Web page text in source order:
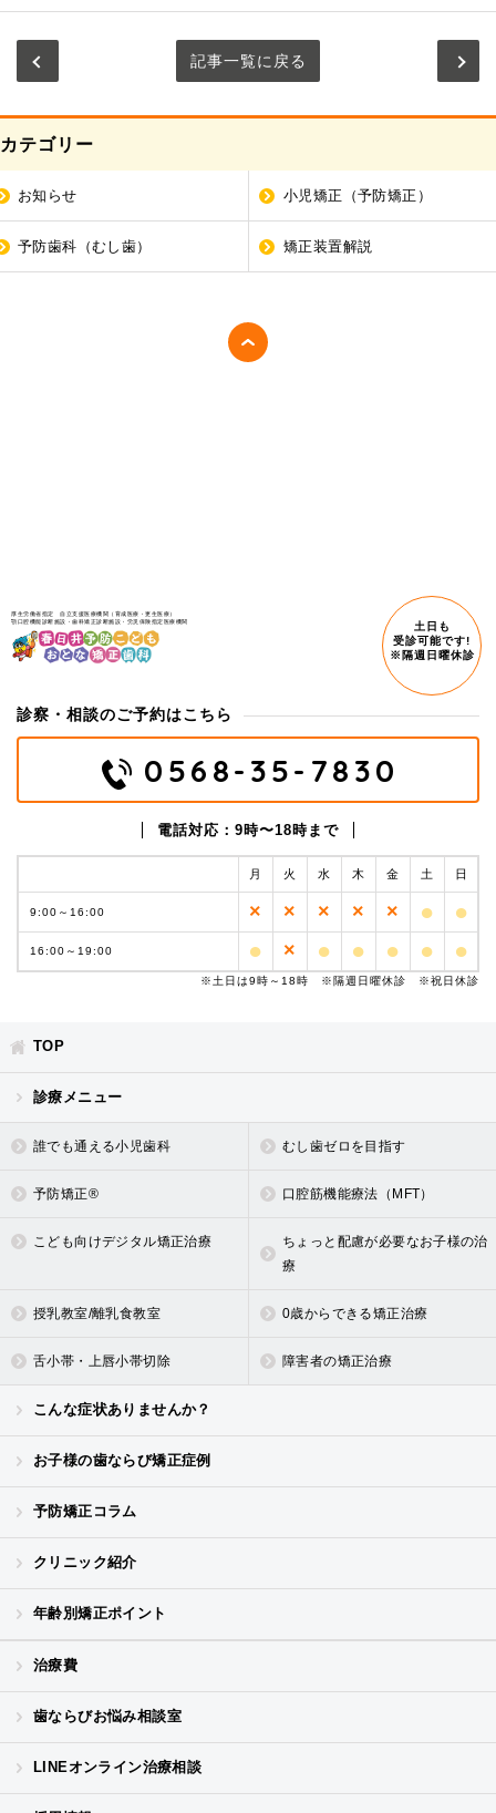
記事一覧に戻る
カテゴリー
お知らせ 小児矯正（予防矯正）
予防歯科（むし歯） 矯正装置解説
厚生労働省指定 自立支援医療機関（育成医療・更生医療）
顎口腔機能診断施設・歯科矯正診断施設・労災保険指定医療機関
診察・相談のご予約はこちら
0568-35-7830
電話対応：9時〜18時まで
土日も
受診可能です!
※隔週日曜休診
月 火 水 木 金 土 日
9:00～ 16:00 × × × × × ● ●
16:00～ 19:00 ● × ● ● ● ● ●
※土日は9時～18時 ※隔週日曜休診 ※祝日休診
TOP
診療メニュー
誰でも通える小児歯科 むし歯ゼロを目指す
予防矯正® 口腔筋機能療法（MFT）
こども向けデジタル矯正治療
ちょっと配慮が必要なお子様の治
療
授乳教室/離乳食教室 0歳からできる矯正治療
舌小帯・上唇小帯切除 障害者の矯正治療
こんな症状ありませんか？
お子様の歯ならび矯正症例
予防矯正コラム
クリニック紹介
年齢別矯正ポイント
治療費
歯ならびお悩み相談室
LINEオンライン治療相談